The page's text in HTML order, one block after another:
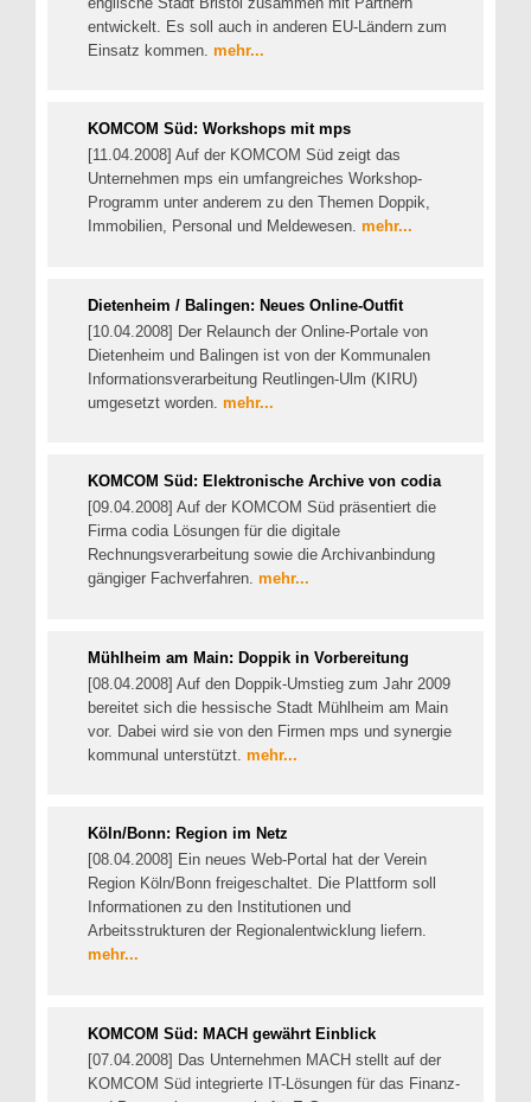
entwickelt. Es soll auch in anderen EU-Ländern zum
Einsatz kommen. mehr...
KOMCOM Süd: Workshops mit mps
[11.04.2008] Auf der KOMCOM Süd zeigt das
Unternehmen mps ein umfangreiches Workshop-
Programm unter anderem zu den Themen Doppik,
Immobilien, Personal und Meldewesen. mehr...
Dietenheim / Balingen: Neues Online-Outfit
[10.04.2008] Der Relaunch der Online-Portale von
Dietenheim und Balingen ist von der Kommunalen
Informationsverarbeitung Reutlingen-Ulm (KIRU)
umgesetzt worden. mehr...
KOMCOM Süd: Elektronische Archive von codia
[09.04.2008] Auf der KOMCOM Süd präsentiert die
Firma codia Lösungen für die digitale
Rechnungsverarbeitung sowie die Archivanbindung
gängiger Fachverfahren. mehr...
Mühlheim am Main: Doppik in Vorbereitung
[08.04.2008] Auf den Doppik-Umstieg zum Jahr 2009
bereitet sich die hessische Stadt Mühlheim am Main
vor. Dabei wird sie von den Firmen mps und synergie
kommunal unterstützt. mehr...
Köln/Bonn: Region im Netz
[08.04.2008] Ein neues Web-Portal hat der Verein
Region Köln/Bonn freigeschaltet. Die Plattform soll
Informationen zu den Institutionen und
Arbeitsstrukturen der Regionalentwicklung liefern.
mehr...
KOMCOM Süd: MACH gewährt Einblick
[07.04.2008] Das Unternehmen MACH stellt auf der
KOMCOM Süd integrierte IT-Lösungen für das Finanz-